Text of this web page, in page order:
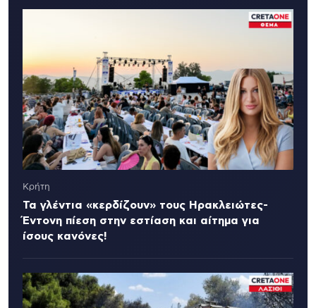
Κρήτη
Τα γλέντια «κερδίζουν» τους Ηρακλειώτες-
Έντονη πίεση στην εστίαση και αίτημα για
ίσους κανόνες!